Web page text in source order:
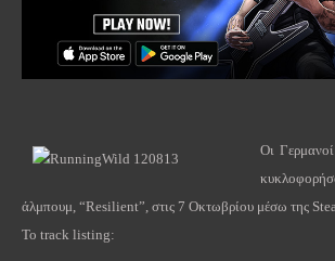
Οι Γερμανοί
άλμπουμ, “Resilient”, στις 7 Οκτωβρίου μέσω της
To track listing: